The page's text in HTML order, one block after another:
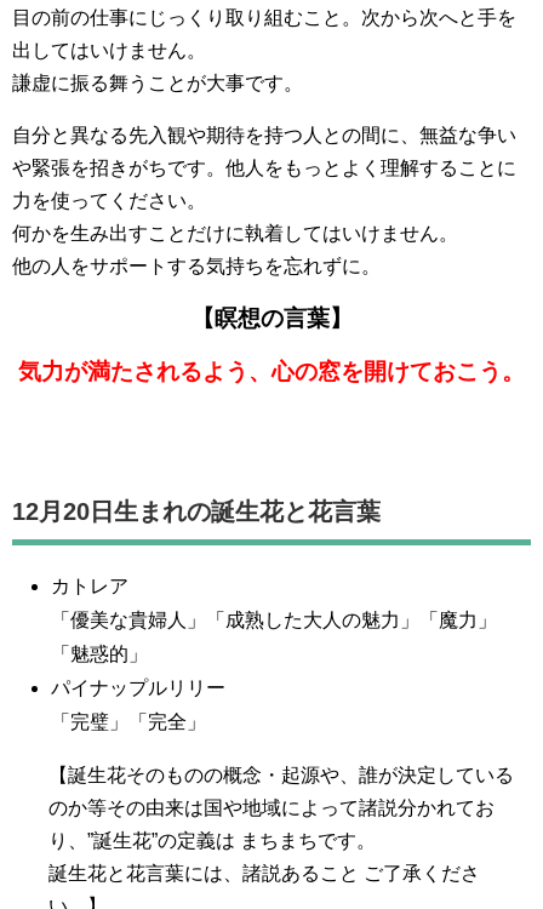
目の前の仕事にじっくり取り組むこと。次から次へと手を
出してはいけません。
謙虚に振る舞うことが大事です。
自分と異なる先入観や期待を持つ人との間に、無益な争い
や緊張を招きがちです。他人をもっとよく理解することに
力を使ってください。
何かを生み出すことだけに執着してはいけません。
他の人をサポートする気持ちを忘れずに。
【瞑想の言葉】
気力が満たされるよう、心の窓を開けておこう。
12月20日生まれの誕生花と花言葉
カトレア
「優美な貴婦人」「成熟した大人の魅力」「魔力」
「魅惑的」
パイナップルリリー
「完璧」「完全」
【誕生花そのものの概念・起源や、誰が決定している
のか等その由来は国や地域によって諸説分かれてお
り、”誕生花”の定義は まちまちです。
誕生花と花言葉には、諸説あること ご了承くださ